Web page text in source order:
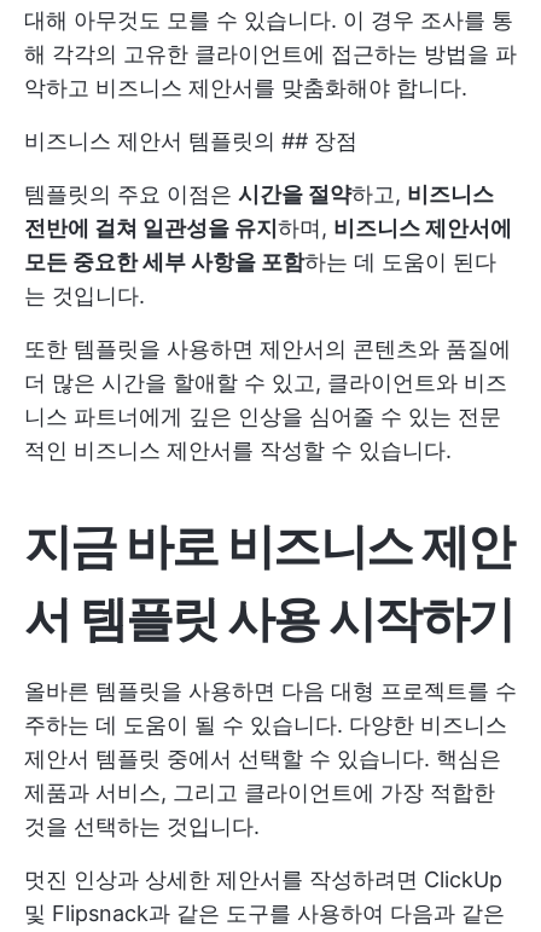
대해 아무것도 모를 수 있습니다. 이 경우 조사를 통
해 각각의 고유한 클라이언트에 접근하는 방법을 파
악하고 비즈니스 제안서를 맞춤화해야 합니다.
비즈니스 제안서 템플릿의 ## 장점
템플릿의 주요 이점은 시간을 절약하고, 비즈니스
전반에 걸쳐 일관성을 유지하며, 비즈니스 제안서에
모든 중요한 세부 사항을 포함하는 데 도움이 된다
는 것입니다.
또한 템플릿을 사용하면 제안서의 콘텐츠와 품질에
더 많은 시간을 할애할 수 있고, 클라이언트와 비즈
니스 파트너에게 깊은 인상을 심어줄 수 있는 전문
적인 비즈니스 제안서를 작성할 수 있습니다.
지금 바로 비즈니스 제안
서 템플릿 사용 시작하기
올바른 템플릿을 사용하면 다음 대형 프로젝트를 수
주하는 데 도움이 될 수 있습니다. 다양한 비즈니스
제안서 템플릿 중에서 선택할 수 있습니다. 핵심은
제품과 서비스, 그리고 클라이언트에 가장 적합한
것을 선택하는 것입니다.
멋진 인상과 상세한 제안서를 작성하려면 ClickUp
및 Flipsnack과 같은 도구를 사용하여 다음과 같은